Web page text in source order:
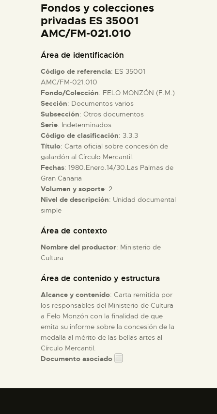
ESPAÑOL
ACTIVIDADES
█
EL MUSEO
COLECCIONES
DIDÁCTICA
Fondos y colecciones
privadas ES 35001
AMC/FM-021.010
Área de identificación
Código de referencia: ES 35001
AMC/FM-021.010
Fondo/Colección: FELO MONZÓN (F.M.)
Sección: Documentos varios
Subsección: Otros documentos
Serie: Indeterminados
Código de clasificación: 3.3.3
Título: Carta oficial sobre concesión de
galardón al Círculo Mercantil.
Fechas: 1980.Enero.14/30.Las Palmas de
Gran Canaria
Volumen y soporte: 2
Nivel de descripción: Unidad documental
simple
Área de contexto
Nombre del productor: Ministerio de
Cultura
Área de contenido y estructura
Alcance y contenido: Carta remitida por
los responsables del Ministerio de Cultura
a Felo Monzón con la finalidad de que
emita su informe sobre la concesión de la
medalla al mérito de las bellas artes al
Círculo Mercantil.
Documento asociado